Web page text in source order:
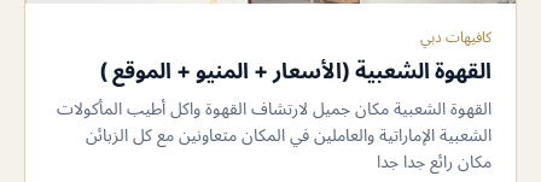
كافيهات دبي
القهوة الشعبية (الأسعار + المنيو + الموقع )
القهوة الشعبية مكان جميل لارتشاف القهوة واكل أطيب المأكولات
الشعبية الإماراتية والعاملين في المكان متعاونين مع كل الزبائن
مكان رائع جدا جدا